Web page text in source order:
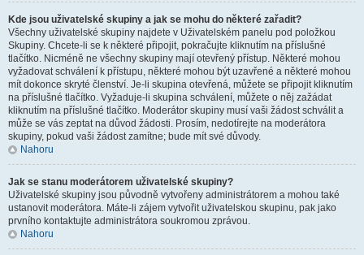
Kde jsou uživatelské skupiny a jak se mohu do některé zařadit?
Všechny uživatelské skupiny najdete v Uživatelském panelu pod položkou
Skupiny. Chcete-li se k některé připojit, pokračujte kliknutím na příslušné
tlačítko. Nicméně ne všechny skupiny mají otevřený přístup. Některé mohou
vyžadovat schválení k přístupu, některé mohou být uzavřené a některé mohou
mít dokonce skryté členství. Je-li skupina otevřená, můžete se připojit kliknutím
na příslušné tlačítko. Vyžaduje-li skupina schválení, můžete o něj zažádat
kliknutím na příslušné tlačítko. Moderátor skupiny musí vaši žádost schválit a
může se vás zeptat na důvod žádosti. Prosím, nedotírejte na moderátora
skupiny, pokud vaši žádost zamítne; bude mít své důvody.
Nahoru
Jak se stanu moderátorem uživatelské skupiny?
Uživatelské skupiny jsou původně vytvořeny administrátorem a mohou také
ustanovit moderátora. Máte-li zájem vytvořit uživatelskou skupinu, pak jako
prvního kontaktujte administrátora soukromou zprávou.
Nahoru